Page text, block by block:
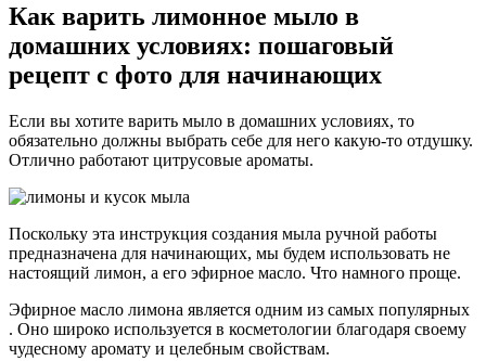
Как варить лимонное мыло в
домашних условиях: пошаговый
рецепт с фото для начинающих
Если вы хотите варить мыло в домашних условиях, то
обязательно должны выбрать себе для него какую-то отдушку.
Отлично работают цитрусовые ароматы.
Поскольку эта инструкция создания мыла ручной работы
предназначена для начинающих, мы будем использовать не
настоящий лимон, а его эфирное масло. Что намного проще.
Эфирное масло лимона является одним из самых популярных
. Оно широко используется в косметологии благодаря своему
чудесному аромату и целебным свойствам.